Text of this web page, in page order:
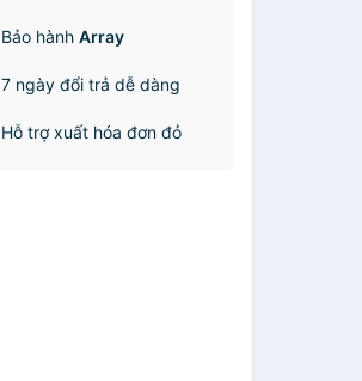
Bảo hànhArray
7 ngày đổi trả dễ dàng
Hỗ trợ xuất hóa đơn đỏ